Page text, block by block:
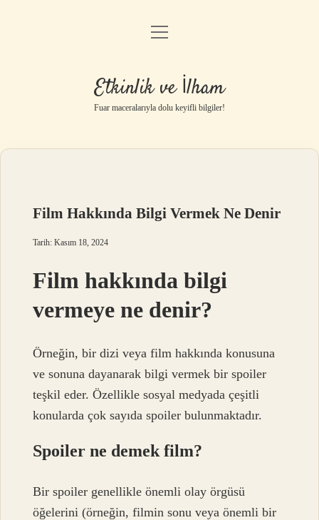
Anasayfa
Gizlilik Politikası
Yasal Uyarı
menüyü
Etkinlik ve İlham
Fuar maceralarıyla dolu keyifli bilgiler!
Film Hakkında Bilgi Vermek Ne Denir
Tarih: Kasım 18, 2024
Film hakkında bilgi
vermeye ne denir?
Örneğin, bir dizi veya film hakkında konusuna
ve sonuna dayanarak bilgi vermek bir spoiler
teşkil eder. Özellikle sosyal medyada çeşitli
konularda çok sayıda spoiler bulunmaktadır.
Spoiler ne demek film?
Bir spoiler genellikle önemli olay örgüsü
öğelerini (örneğin, filmin sonu veya önemli bir